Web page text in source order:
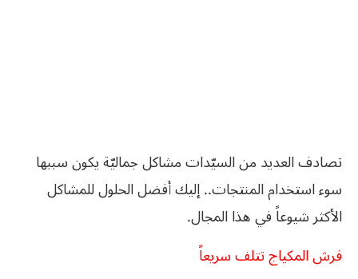
تصادف العديد من السيّدات مشاكل جماليّة يكون سببها
سوء استخدام المنتجات.. إليك أفضل الحلول للمشاكل
الأكثر شيوعاً في هذا المجال.
فرش المكياج تتلف سريعاً